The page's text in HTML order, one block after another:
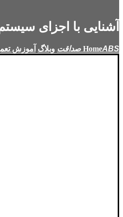
آشنایی با اجزای
Home وبلاگ آموزش